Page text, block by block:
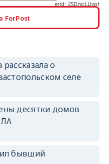
ForPost
о
селе
десятки домов
бывший